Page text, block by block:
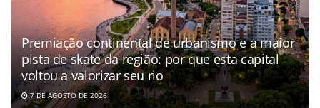
Premiação continental de urbanismo e a maior
pista de skate da região: por que esta capital
voltou a valorizar seu rio
7 DE AGOSTO DE 2026